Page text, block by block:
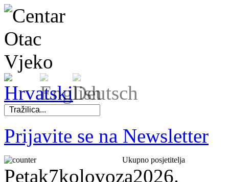
Prijavite se na Newsletter
Ukupno posjetitelja
Petak7kolovoza2026.